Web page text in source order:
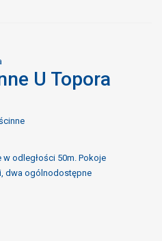
U Topora
w odległości 50m. Pokoje
dwa ogólnodostępne